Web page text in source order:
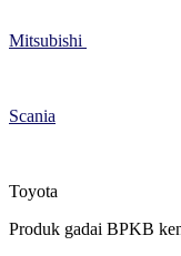
Mitsubishi
Scania
Toyota
Produk gadai BPKB